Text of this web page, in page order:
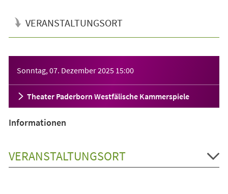
VERANSTALTUNGSORT
Sonntag, 07. Dezember 2025 15:00
Theater Paderborn Westfälische Kammerspiele
Informationen
VERANSTALTUNGSORT